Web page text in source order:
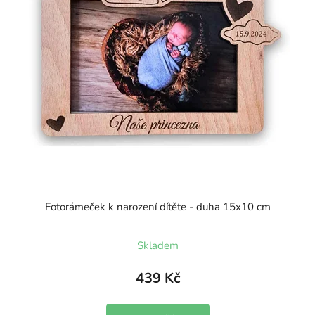
Fotorámeček k narození dítěte - duha 15x10 cm
Skladem
439 Kč